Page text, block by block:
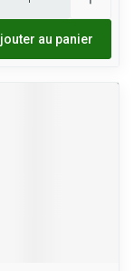
au panier